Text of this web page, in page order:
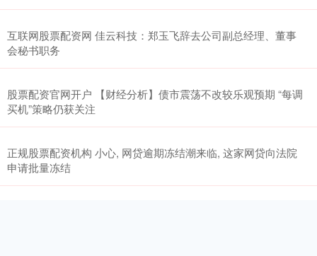
互联网股票配资网 佳云科技：郑玉飞辞去公司副总经理、董事
会秘书职务
股票配资官网开户 【财经分析】债市震荡不改较乐观预期 “每调
买机”策略仍获关注
正规股票配资机构 小心, 网贷逾期冻结潮来临, 这家网贷向法院
申请批量冻结